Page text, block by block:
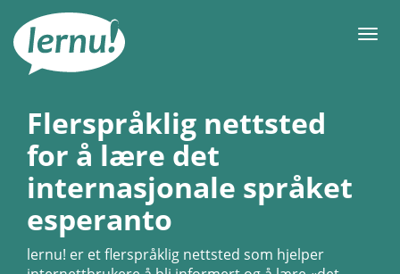
innholdet
Meny
Flerspråklig nettsted
for å lære det
internasjonale språket
esperanto
lernu! er et flerspråklig nettsted som hjelper